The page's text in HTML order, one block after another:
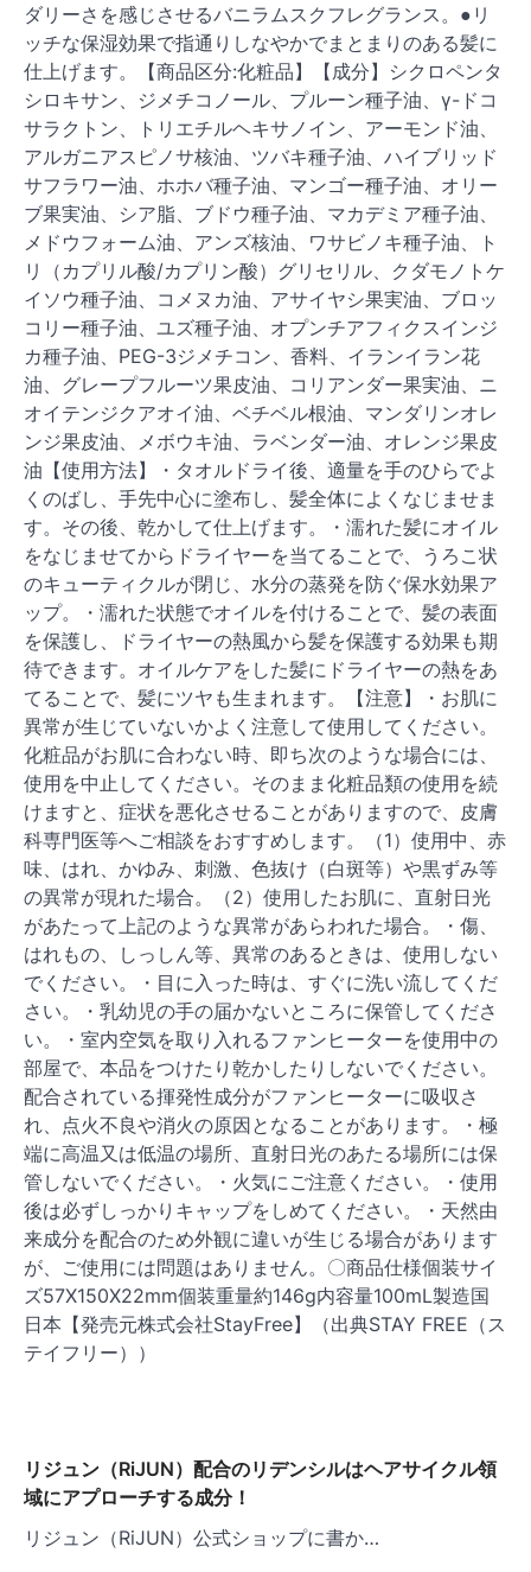
ダリーさを感じさせるバニラムスクフレグランス。●リ
ッチな保湿効果で指通りしなやかでまとまりのある髪に
仕上げます。【商品区分:化粧品】【成分】シクロペンタ
シロキサン、ジメチコノール、プルーン種子油、γ-ドコ
サラクトン、トリエチルヘキサノイン、アーモンド油、
アルガニアスピノサ核油、ツバキ種子油、ハイブリッド
サフラワー油、ホホバ種子油、マンゴー種子油、オリー
ブ果実油、シア脂、ブドウ種子油、マカデミア種子油、
メドウフォーム油、アンズ核油、ワサビノキ種子油、ト
リ（カプリル酸/カプリン酸）グリセリル、クダモノトケ
イソウ種子油、コメヌカ油、アサイヤシ果実油、ブロッ
コリー種子油、ユズ種子油、オプンチアフィクスインジ
カ種子油、PEG-3ジメチコン、香料、イランイラン花
油、グレープフルーツ果皮油、コリアンダー果実油、ニ
オイテンジクアオイ油、ベチベル根油、マンダリンオレ
ンジ果皮油、メボウキ油、ラベンダー油、オレンジ果皮
油【使用方法】・タオルドライ後、適量を手のひらでよ
くのばし、手先中心に塗布し、髪全体によくなじませま
す。その後、乾かして仕上げます。・濡れた髪にオイル
をなじませてからドライヤーを当てることで、うろこ状
のキューティクルが閉じ、水分の蒸発を防ぐ保水効果ア
ップ。・濡れた状態でオイルを付けることで、髪の表面
を保護し、ドライヤーの熱風から髪を保護する効果も期
待できます。オイルケアをした髪にドライヤーの熱をあ
てることで、髪にツヤも生まれます。【注意】・お肌に
異常が生じていないかよく注意して使用してください。
化粧品がお肌に合わない時、即ち次のような場合には、
使用を中止してください。そのまま化粧品類の使用を続
けますと、症状を悪化させることがありますので、皮膚
科専門医等へご相談をおすすめします。（1）使用中、赤
味、はれ、かゆみ、刺激、色抜け（白斑等）や黒ずみ等
の異常が現れた場合。（2）使用したお肌に、直射日光
があたって上記のような異常があらわれた場合。・傷、
はれもの、しっしん等、異常のあるときは、使用しない
でください。・目に入った時は、すぐに洗い流してくだ
さい。・乳幼児の手の届かないところに保管してくださ
い。・室内空気を取り入れるファンヒーターを使用中の
部屋で、本品をつけたり乾かしたりしないでください。
配合されている揮発性成分がファンヒーターに吸収さ
れ、点火不良や消火の原因となることがあります。・極
端に高温又は低温の場所、直射日光のあたる場所には保
管しないでください。・火気にご注意ください。・使用
後は必ずしっかりキャップをしめてください。・天然由
来成分を配合のため外観に違いが生じる場合があります
が、ご使用には問題はありません。〇商品仕様個装サイ
ズ57X150X22mm個装重量約146g内容量100mL製造国
日本【発売元株式会社StayFree】（出典STAY FREE（ス
テイフリー））
リジュン（RiJUN）配合のリデンシルはヘアサイクル領
域にアプローチする成分！
リジュン（RiJUN）公式ショップに書か…